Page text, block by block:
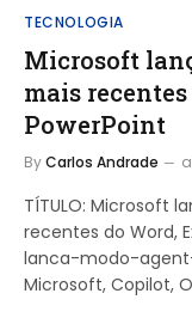
TECNOLOGIA
Microsoft
mais
PowerPoint
ByCarlos Andrade
TÍTULO: Microsoft
recentes do Word,
lanca-modo-
Microsoft, Copilot,